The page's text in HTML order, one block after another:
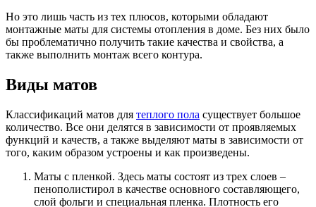
Но это лишь часть из тех плюсов, которыми обладают
монтажные маты для системы отопления в доме. Без них было
бы проблематично получить такие качества и свойства, а
также выполнить монтаж всего контура.
Виды матов
Классификаций матов для теплого пола существует большое
количество. Все они делятся в зависимости от проявляемых
функций и качеств, а также выделяют маты в зависимости от
того, каким образом устроены и как произведены.
Маты с пленкой. Здесь маты состоят из трех слоев –
пенополистирол в качестве основного составляющего,
слой фольги и специальная пленка. Плотность его